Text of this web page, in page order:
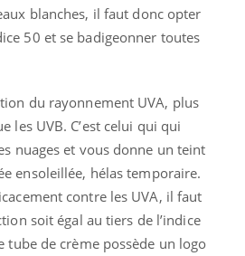
blanches, il faut donc opter
50 et se badigeonner toutes
du rayonnement UVA, plus
les UVB. C’est celui qui qui
nuages et vous donne un teint
ensoleillée, hélas temporaire.
contre les UVA, il faut
soit égal au tiers de l’indice
tube de crème possède un logo